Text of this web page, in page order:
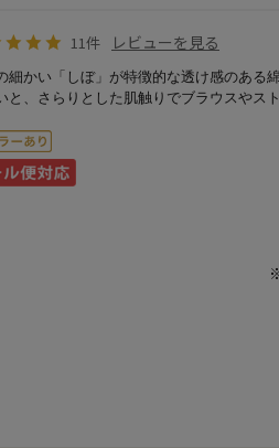
11件 レビューを見る
細かい「しぼ」が特徴的な透け感のある
と、さらりとした肌触りでブラウスやス